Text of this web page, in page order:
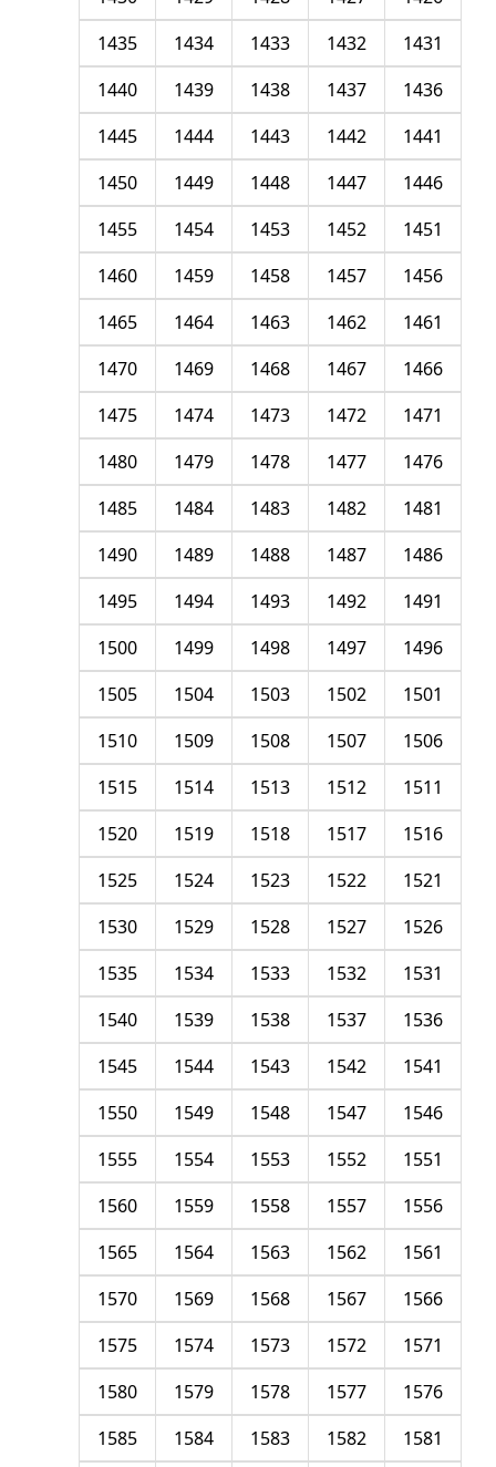
1431
1432
1433
1434
1435
1436
1437
1438
1439
1440
1441
1442
1443
1444
1445
1446
1447
1448
1449
1450
1451
1452
1453
1454
1455
1456
1457
1458
1459
1460
1461
1462
1463
1464
1465
1466
1467
1468
1469
1470
1471
1472
1473
1474
1475
1476
1477
1478
1479
1480
1481
1482
1483
1484
1485
1486
1487
1488
1489
1490
1491
1492
1493
1494
1495
1496
1497
1498
1499
1500
1501
1502
1503
1504
1505
1506
1507
1508
1509
1510
1511
1512
1513
1514
1515
1516
1517
1518
1519
1520
1521
1522
1523
1524
1525
1526
1527
1528
1529
1530
1531
1532
1533
1534
1535
1536
1537
1538
1539
1540
1541
1542
1543
1544
1545
1546
1547
1548
1549
1550
1551
1552
1553
1554
1555
1556
1557
1558
1559
1560
1561
1562
1563
1564
1565
1566
1567
1568
1569
1570
1571
1572
1573
1574
1575
1576
1577
1578
1579
1580
1581
1582
1583
1584
1585